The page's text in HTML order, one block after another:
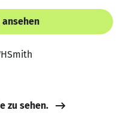
ansehen
zu sehen.